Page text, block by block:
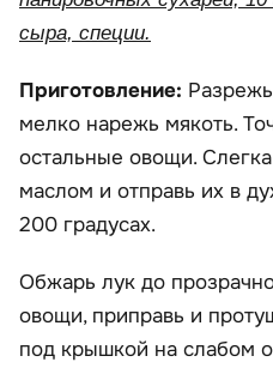
сыра, специи.
Приготовление:
мелко нарежь мякоть.
остальные овощи.
маслом и отправь их в
200 градусах.
Обжарь лук до
овощи, приправь и
под крышкой на слабом